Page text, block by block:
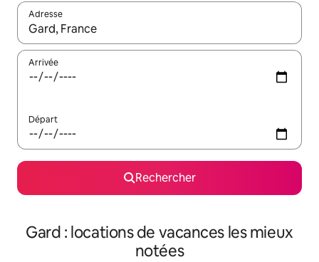
Adresse
Lorsque les résultats s'affichent, utilisez les flèches vers le
Arrivée
Départ
Rechercher
Gard : locations de vacances les mieux
notées